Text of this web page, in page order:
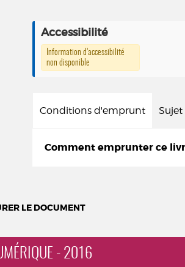
Accessibilité
Information d’accessibilité
non disponible
Conditions d'emprunt Sujet
Comment emprunter ce
LE DOCUMENT
- 2016